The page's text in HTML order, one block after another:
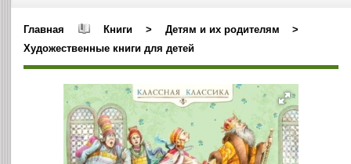
Главная Книги > Детям и их родителям
>
Художественные книги для детей